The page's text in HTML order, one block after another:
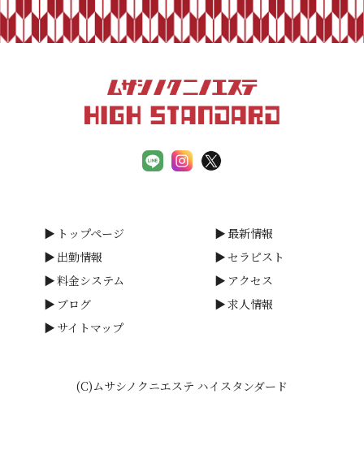
トップページ
最新情報
出勤情報
セラピスト
料金システム
アクセス
ブログ
求人情報
サイトマップ
(C)ムサシノクニエステ ハイスタンダード